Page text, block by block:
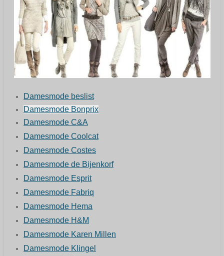
Damesmode beslist
Damesmode Bonprix
Damesmode C&A
Damesmode Coolcat
Damesmode Costes
Damesmode de Bijenkorf
Damesmode Esprit
Damesmode Fabriq
Damesmode Hema
Damesmode H&M
Damesmode Karen Millen
Damesmode Klingel